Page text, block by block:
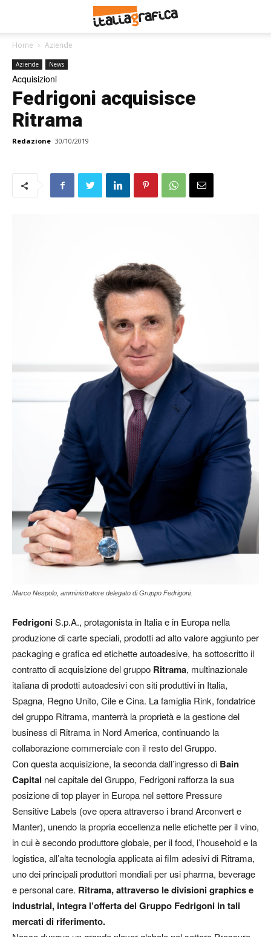
Home Aziende
Aziende News
Acquisizioni
Fedrigoni acquisisce
Ritrama
Redazione 30/10/2019
Marco Nespolo, amministratore delegato di Gruppo Fedrigoni.
FedrigoniS.p.A., protagonista in Italia e in Europa nella
produzione di carte speciali, prodotti ad alto valore aggiunto per
packaging e grafica ed etichette autoadesive, ha sottoscritto il
contratto di acquisizione del gruppo Ritrama, multinazionale
italiana di prodotti autoadesivi con siti produttivi in Italia,
Spagna, Regno Unito, Cile e Cina. La famiglia Rink, fondatrice
del gruppo Ritrama, manterrà la proprietà e la gestione del
business di Ritrama in Nord America, continuando la
collaborazione commerciale con il resto del Gruppo.
Con questa acquisizione, la seconda dall’ingresso di Bain
Capital nel capitale del Gruppo, Fedrigoni rafforza la sua
posizione di top player in Europa nel settore Pressure
Sensitive Labels (ove opera attraverso i brand Arconvert e
Manter), unendo la propria eccellenza nelle etichette per il vino,
in cui è secondo produttore globale, per il food, l’household e la
logistica, all’alta tecnologia applicata ai film adesivi di Ritrama,
uno dei principali produttori mondiali per usi pharma, beverage
e personal care. Ritrama, attraverso le divisioni graphics e
industrial, integra l’offerta del Gruppo Fedrigoni in tali
mercati di riferimento.